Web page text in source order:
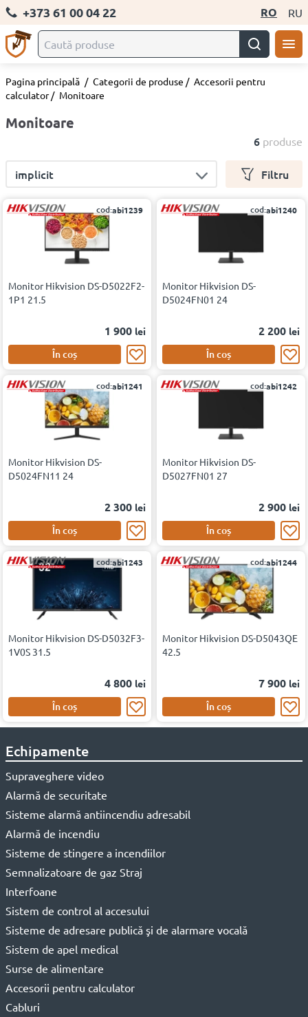
+373 61 00 04 22 RO RU
Pagina principală / Categorii de produse / Accesorii pentru
calculator / Monitoare
Monitoare
6 produse
implicit Filtru
cod:abi1239
Monitor Hikvision DS-D5022F2-
1P1 21.5
1 900 lei
În coș
cod:abi1240
Monitor Hikvision DS-
D5024FN01 24
2 200 lei
În coș
cod:abi1241
Monitor Hikvision DS-
D5024FN11 24
2 300 lei
În coș
cod:abi1242
Monitor Hikvision DS-
D5027FN01 27
2 900 lei
În coș
cod:abi1243
Monitor Hikvision DS-D5032F3-
1V0S 31.5
4 800 lei
În coș
cod:abi1244
Monitor Hikvision DS-D5043QE
42.5
7 900 lei
În coș
Echipamente
Supraveghere video
Alarmă de securitate
Sisteme alarmă antiincendiu adresabil
Alarmă de incendiu
Sisteme de stingere a incendiilor
Semnalizatoare de gaz Straj
Interfoane
Sistem de control al accesului
Sisteme de adresare publică şi de alarmare vocală
Sistem de apel medical
Surse de alimentare
Accesorii pentru calculator
Cabluri